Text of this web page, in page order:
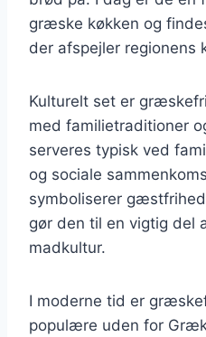
græske køkken og
der afspejler regionens
Kulturelt set er
med familietraditioner
serveres typisk ved
og sociale
symboliserer
gør den til en vigtig del
madkultur.
I moderne tid er
populære uden for